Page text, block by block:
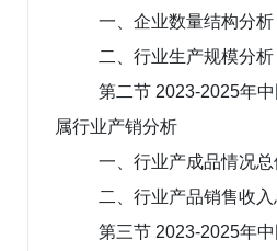
一、企业数量结构分析
二、行业生产规模分析
第二节 2023-2025年
属行业产销分析
一、行业产成品情况
二、行业产品销售收
第三节 2023-2025年